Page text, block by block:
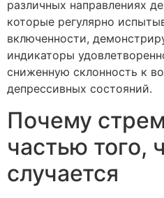
различных направлениях
которые регулярно
включенности,
индикаторы
сниженную склонность к
депрессивных состояний.
Почему
частью того,
случается